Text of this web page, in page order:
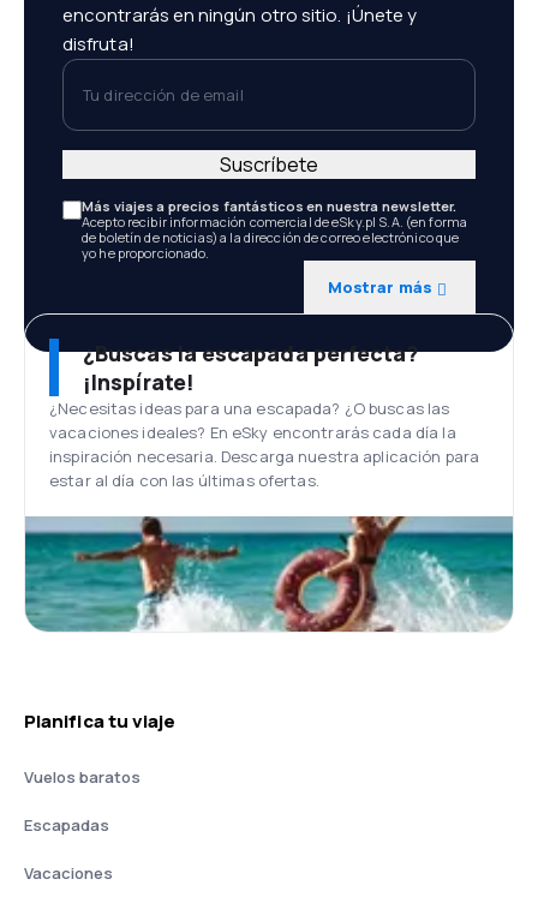
encontrarás en ningún otro sitio. ¡Únete y
disfruta!
Tu dirección de email
Más viajes a precios fantásticos en nuestra newsletter.
Acepto recibir información comercial de eSky.pl S.A. (en forma
de boletín de noticias) a la dirección de correo electrónico que
yo he proporcionado.
Mostrar más
Suscríbete
¿Buscas la escapada perfecta?
¡Inspírate!
¿Necesitas ideas para una escapada? ¿O buscas las
vacaciones ideales? En eSky encontrarás cada día la
inspiración necesaria. Descarga nuestra aplicación para
estar al día con las últimas ofertas.
Planifica tu viaje
Vuelos baratos
Escapadas
Vacaciones